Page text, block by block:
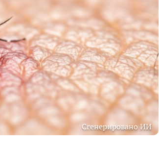
Сгенерировано ИИ